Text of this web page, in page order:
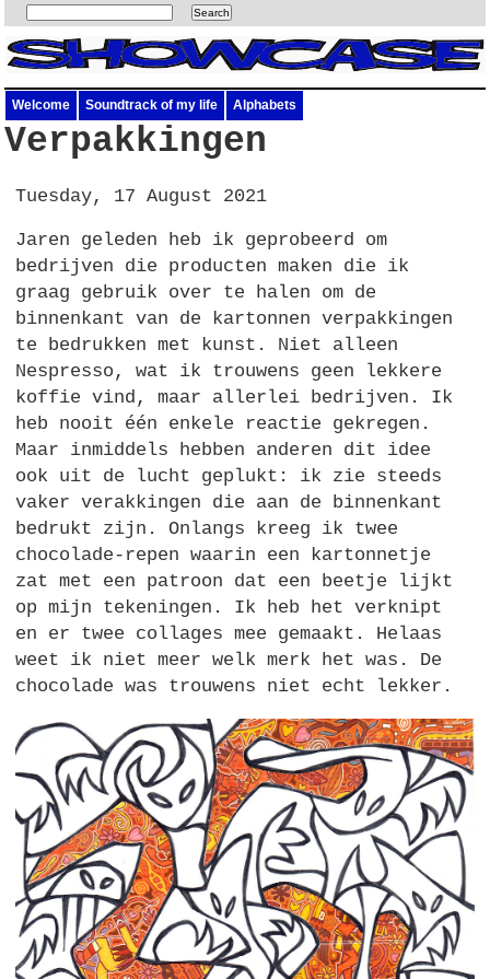
Welcome Soundtrack of my life Alphabets
Verpakkingen
Tuesday, 17 August 2021
Jaren geleden heb ik geprobeerd om
bedrijven die producten maken die ik
graag gebruik over te halen om de
binnenkant van de kartonnen verpakkingen
te bedrukken met kunst. Niet alleen
Nespresso, wat ik trouwens geen lekkere
koffie vind, maar allerlei bedrijven. Ik
heb nooit één enkele reactie gekregen.
Maar inmiddels hebben anderen dit idee
ook uit de lucht geplukt: ik zie steeds
vaker verakkingen die aan de binnenkant
bedrukt zijn. Onlangs kreeg ik twee
chocolade-repen waarin een kartonnetje
zat met een patroon dat een beetje lijkt
op mijn tekeningen. Ik heb het verknipt
en er twee collages mee gemaakt. Helaas
weet ik niet meer welk merk het was. De
chocolade was trouwens niet echt lekker.